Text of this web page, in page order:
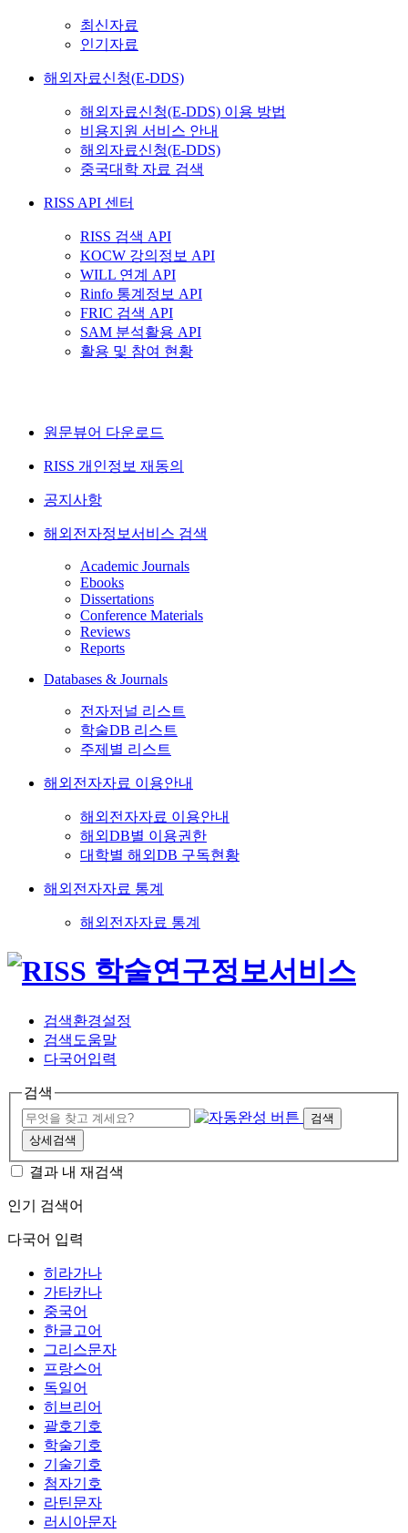
최신자료
인기자료
해외자료신청(E-DDS)
해외자료신청(E-DDS) 이용 방법
비용지원 서비스 안내
해외자료신청(E-DDS)
중국대학 자료 검색
RISS API 센터
RISS 검색 API
KOCW 강의정보 API
WILL 연계 API
Rinfo 통계정보 API
FRIC 검색 API
SAM 분석활용 API
활용 및 참여 현황
원문뷰어 다운로드
RISS 개인정보 재동의
공지사항
해외전자정보서비스 검색
Academic Journals
Ebooks
Dissertations
Conference Materials
Reviews
Reports
Databases & Journals
전자저널 리스트
학술DB 리스트
주제별 리스트
해외전자자료 이용안내
해외전자자료 이용안내
해외DB별 이용권한
대학별 해외DB 구독현황
해외전자자료 통계
해외전자자료 통계
검색환경설정
검색도움말
다국어입력
검색
검색
상세검색
결과 내 재검색
인기 검색어
다국어 입력
히라가나
가타카나
중국어
한글고어
그리스문자
프랑스어
독일어
히브리어
괄호기호
학술기호
기술기호
첨자기호
라틴문자
러시아문자